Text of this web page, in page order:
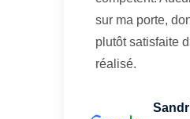
sur ma porte,
plutôt satisfaite
réalisé.